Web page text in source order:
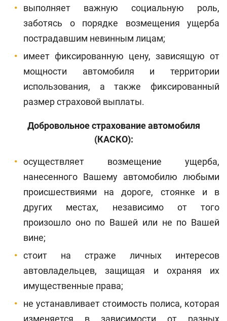
выполняет важную социальную роль,
заботясь о порядке возмещения ущерба
пострадавшим невинным лицам;
имеет фиксированную цену, зависящую от
мощности автомобиля и территории
использования, а также фиксированный
размер страховой выплаты.
Добровольное страхование автомобиля
(КАСКО):
осуществляет возмещение ущерба,
нанесенного Вашему автомобилю любыми
происшествиями на дороге, стоянке и в
других местах, независимо от того
произошло оно по Вашей или не по Вашей
вине;
стоит на страже личных интересов
автовладельцев, защищая и охраняя их
имущественные права;
не устанавливает стоимость полиса, которая
изменяется в зависимости от разных